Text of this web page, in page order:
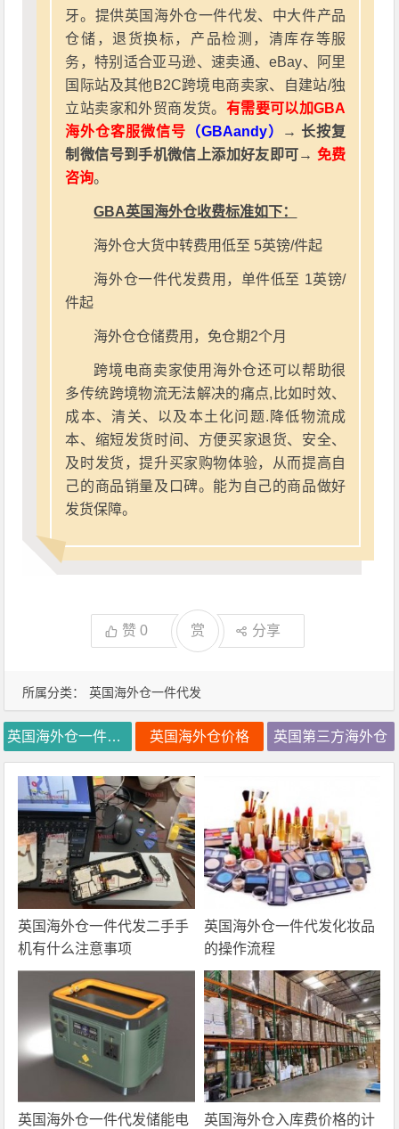
所属分类： 英国海外仓一件代发
牙。提供英国海外仓一件代发、中大件产品
仓储，退货换标，产品检测，清库存等服
务，特别适合亚马逊、速卖通、eBay、阿里
国际站及其他B2C跨境电商卖家、自建站/独
立站卖家和外贸商发货。 有需要可以加GBA
海外仓客服微信号 （GBAandy）
→ 长按复
制微信号到手机微信上添加好友即可→ 免费
咨询。
GBA英国海外仓收费标准如下：
海外仓大货中转费用低至 5英镑/件起
海外仓一件代发费用，单件低至 1英镑/
件起
海外仓仓储费用，免仓期2个月
跨境电商卖家使用海外仓还可以帮助很
多传统跨境物流无法解决的痛点,比如时效、
成本、清关、以及本土化问题.降低物流成
本、缩短发货时间、方便买家退货、安全、
及时发货，提升买家购物体验，从而提高自
己的商品销量及口碑。能为自己的商品做好
发货保障。
赞0 赏 分享
英国海外仓一件代发 英国海外仓价格 英国第三方海外仓
英国海外仓一件代发二手手
机有什么注意事项
英国海外仓一件代发化妆品
的操作流程
英国海外仓一件代发储能电
英国海外仓入库费价格的计